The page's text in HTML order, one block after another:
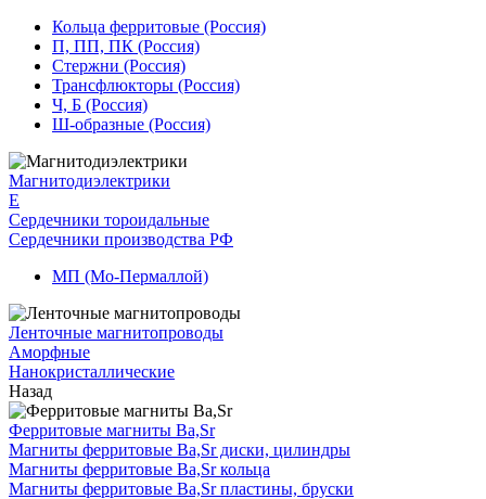
Кольца ферритовые (Россия)
П, ПП, ПК (Россия)
Стержни (Россия)
Трансфлюкторы (Россия)
Ч, Б (Россия)
Ш-образные (Россия)
Магнитодиэлектрики
E
Сердечники тороидальные
Сердечники производства РФ
МП (Мо-Пермаллой)
Ленточные магнитопроводы
Аморфные
Нанокристаллические
Назад
Ферритовые магниты Ba,Sr
Магниты ферритовые Ba,Sr диски, цилиндры
Магниты ферритовые Ba,Sr кольца
Магниты ферритовые Ba,Sr пластины, бруски